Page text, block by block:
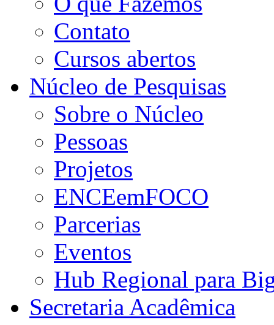
Contato
Cursos abertos
Núcleo de Pesquisas
Sobre o Núcleo
Pessoas
Projetos
ENCEemFOCO
Parcerias
Eventos
Hub Regional para
Secretaria Acadêmica